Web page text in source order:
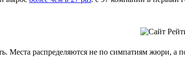
Места распределяются не по симпатиям жюри,